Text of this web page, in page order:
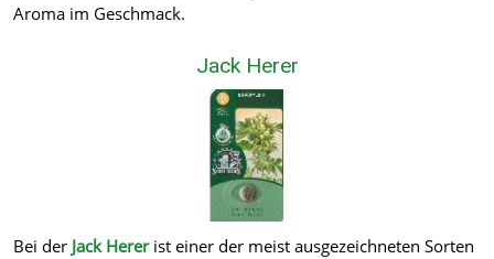
Aroma im Geschmack.
Jack Herer
Bei der Jack Hererist einer der meist ausgezeichneten Sorten